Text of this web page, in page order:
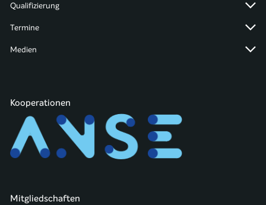
Qualifizierung
Termine
Medien
Kooperationen
Mitgliedschaften